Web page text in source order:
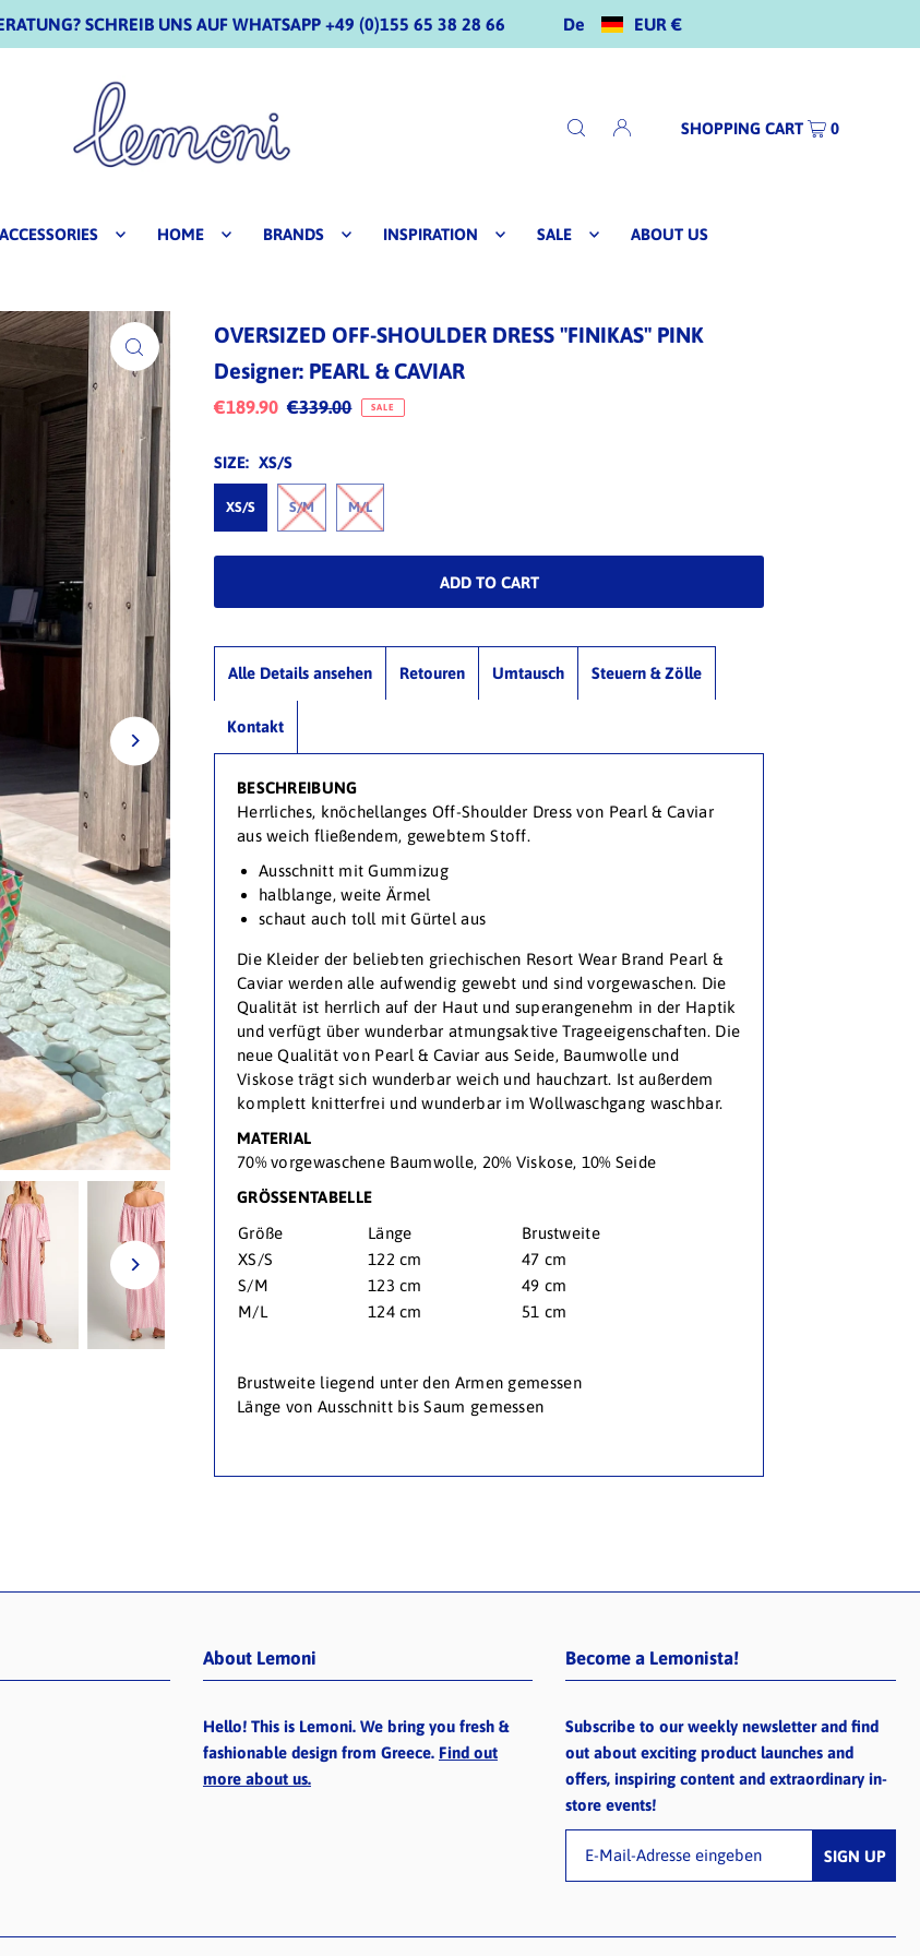
SCHREIB UNS AUF WHATSAPP +49 (0)155 65 38 28 66 De EUR €
ACCESSORIES HOME BRANDS INSPIRATION SALE ABOUT US
SHOPPING CART 0
OVERSIZED OFF-SHOULDER DRESS "FINIKAS" PINK
Designer: PEARL & CAVIAR
€189.90 €339.00 SALE
SIZE: XS/S
XS/S S/M M/L
Alle Details ansehen Retouren Umtausch Steuern & Zölle
Kontakt
BESCHREIBUNG
Herrliches, knöchellanges Off-Shoulder Dress von Pearl & Caviar
aus weich fließendem, gewebtem Stoff.
Ausschnitt mit Gummizug
halblange, weite Ärmel
schaut auch toll mit Gürtel aus
Die Kleider der beliebten griechischen Resort Wear Brand Pearl &
Caviar werden alle aufwendig gewebt und sind vorgewaschen. Die
Qualität ist herrlich auf der Haut und superangenehm in der Haptik
und verfügt über wunderbar atmungsaktive Trageeigenschaften. Die
neue Qualität von Pearl & Caviar aus Seide, Baumwolle und
Viskose trägt sich wunderbar weich und hauchzart. Ist außerdem
komplett knitterfrei und wunderbar im Wollwaschgang waschbar.
MATERIAL
70% vorgewaschene Baumwolle, 20% Viskose, 10% Seide
GRÖSSENTABELLE
Größe
Länge
Brustweite
XS/S
122 cm
47 cm
S/M
123 cm
49 cm
M/L
124 cm 51 cm
Brustweite liegend unter den Armen gemessen
Länge von Ausschnitt bis Saum gemessen
About Lemoni
Hello! This is Lemoni. We bring you fresh &
fashionable design from Greece. Find out
more about us.
Become a Lemonista!
Subscribe to our weekly newsletter and find
out about exciting product launches and
offers, inspiring content and extraordinary in-
store events!